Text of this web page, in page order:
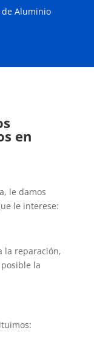
de Aluminio
en
le damos
le interese:
la reparación,
la